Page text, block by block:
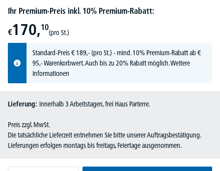
Ihr Premium-Preis inkl. 10% Premium-Rabatt:
€170,10
(pro St.)
Standard-Preis€ 189,-(pro St.) - mind. 10% Premium-Rabatt ab €
95,- Warenkorbwert. Auch bis zu 20% Rabatt möglich.Weitere
Informationen
Lieferung: innerhalb 3 Arbeitstagen, frei Haus Parterre.
Preis zzgl. MwSt.
Die tatsächliche Lieferzeit entnehmen Sie bitte unserer Auftragsbestätigung.
Lieferungen erfolgen montags bis freitags, Feiertage ausgenommen.